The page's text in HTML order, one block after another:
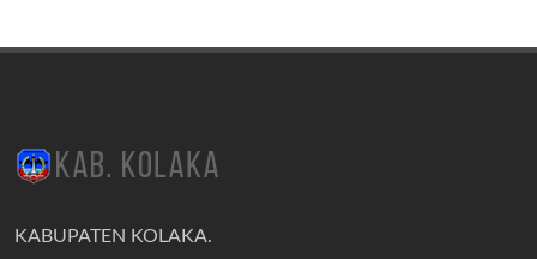
KABUPATEN KOLAKA.